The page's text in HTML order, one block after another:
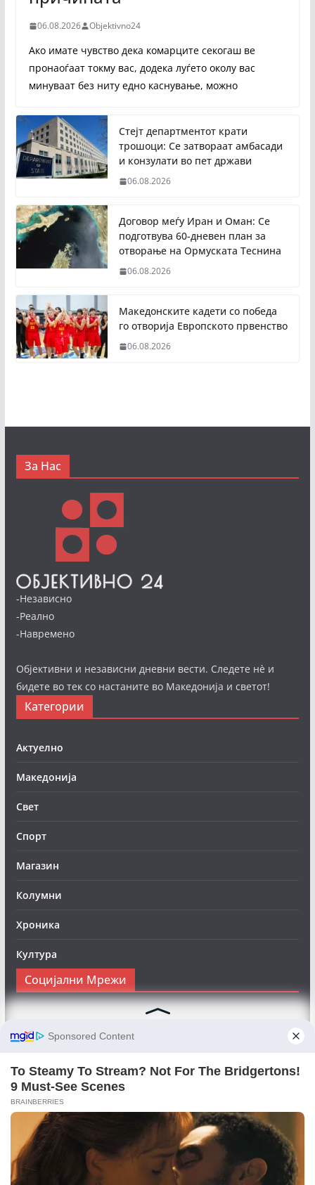
06.08.2026 Objektivno24
Ако имате чувство дека комарците секогаш ве
пронаоѓаат токму вас, додека луѓето околу вас
минуваат без ниту едно каснување, можно
Стејт департментот крати
трошоци: Се затвораат амбасади
и конзулати во пет држави
06.08.2026
Договор меѓу Иран и Оман: Се
подготвува 60-дневен план за
отворање на Ормуската Теснина
06.08.2026
Македонските кадети со победа
го отворија Европското првенство
06.08.2026
За Нас
-Независно
-Реално
-Навремено
Објективни и независни дневни вести. Следете нè и
бидете во тек со настаните во Македонија и светот!
Категории
Актуелно
Македонија
Свет
Спорт
Магазин
Колумни
Хроника
Култура
Социјални Мрежи
Следете нè на Фејсбук за да сте во тек со најновите